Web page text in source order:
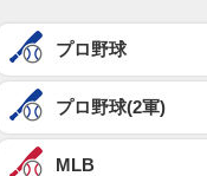
プロ野球
プロ野球(2軍)
MLB